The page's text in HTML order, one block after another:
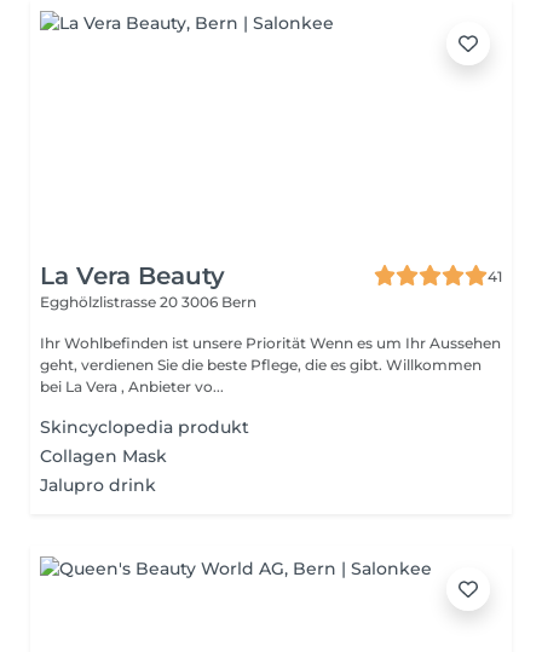
La Vera Beauty
41
Egghölzlistrasse 20 3006 Bern
Ihr Wohlbefinden ist unsere Priorität Wenn es um Ihr Aussehen
geht, verdienen Sie die beste Pflege, die es gibt. Willkommen
bei La Vera , Anbieter vo...
Skincyclopedia produkt
Collagen Mask
Jalupro drink